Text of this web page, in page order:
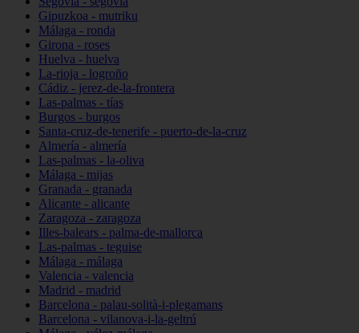
Gipuzkoa - mutriku
Málaga - ronda
Girona - roses
Huelva - huelva
La-rioja - logroño
Cádiz - jerez-de-la-frontera
Las-palmas - tías
Burgos - burgos
Santa-cruz-de-tenerife - puerto-de-la-cruz
Almería - almería
Las-palmas - la-oliva
Málaga - mijas
Granada - granada
Alicante - alicante
Zaragoza - zaragoza
Illes-balears - palma-de-mallorca
Las-palmas - teguise
Málaga - málaga
Valencia - valencia
Madrid - madrid
Barcelona - palau-solità-i-plegamans
Barcelona - vilanova-i-la-geltrú